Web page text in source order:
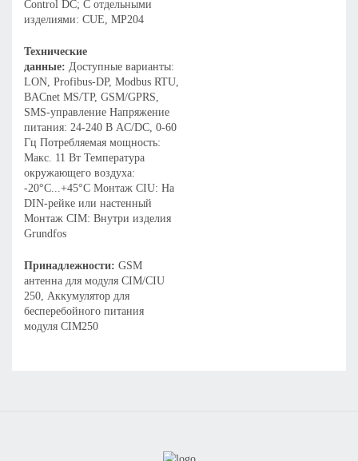
Control DC; С отдельными
изделиями: CUE, MP204
Технические
данные: Доступные варианты:
LON, Profibus-DP, Modbus RTU,
BACnet MS/TP, GSM/GPRS,
SMS-управление Напряжение
питания: 24-240 В AC/DC, 0-60
Гц Потребляемая мощность:
Макс. 11 Вт Температура
окружающего воздуха:
-20°C...+45°C Монтаж CIU: На
DIN-рейке или настенный
Монтаж CIM: Внутри изделия
Grundfos
Принадлежности: GSM
антенна для модуля CIM/CIU
250, Аккумулятор для
бесперебойного питания
модуля CIM250